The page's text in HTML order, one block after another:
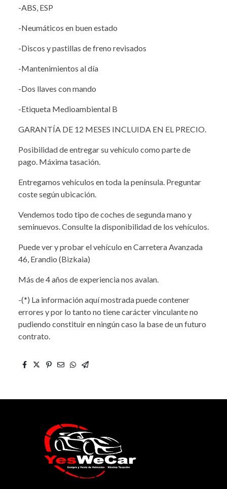
-ABS, ESP
-Neumáticos en buen estado
-Discos y pastillas de freno revisados
-Mantenimientos al día
-Dos llaves con mando
-Etiqueta Medioambiental B
GARANTÍA DE 12 MESES INCLUIDA EN EL PRECIO.
Posibilidad de entregar su vehículo como parte de
pago. Máxima tasación.
Entregamos vehículos en toda la península. Preguntar
coste según ubicación.
Vendemos todo tipo de coches de segunda mano y
seminuevos. Consulte la disponibilidad de los vehículos.
Puede ver y probar el vehículo en Carretera Avanzada
46, Erandio (Bizkaia)
Más de 4 años de experiencia nos avalan.
-(*) La información aquí mostrada puede contener
errores y por lo tanto no tiene carácter vinculante no
pudiendo constituir en ningún caso la base de un futuro
contrato.